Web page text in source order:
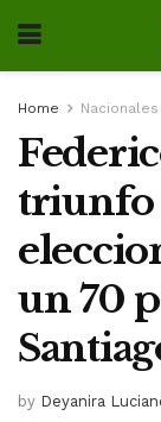
Home Nacionales
triunfo
un 70
by Deyanira